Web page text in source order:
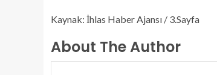
Kaynak: İhlas Haber Ajansı / 3.Sayfa
About The Author